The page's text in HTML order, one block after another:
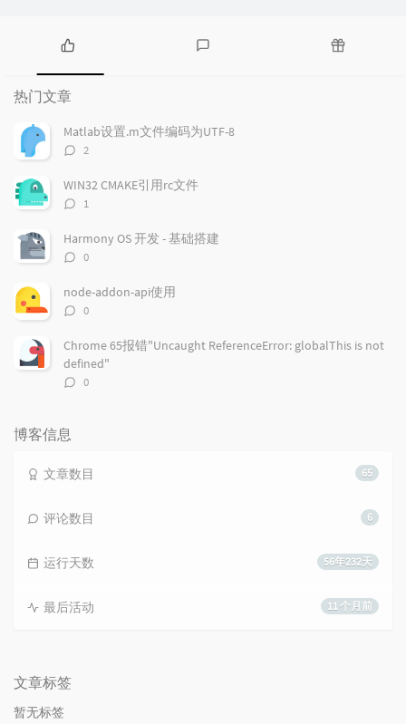
热
门
文
章
论
热门文章
Matlab设置.m文件编码为UTF-8
评
数：
2
WIN32 CMAKE引用rc文件
评
数：
1
Harmony OS 开发 - 基础搭建
评
数：
0
node-addon-api使用
评
数：
0
Chrome 65报错"Uncaught ReferenceError: globalThis is not
defined"
评
0
博客信息
65
文章数目
6
评论数目
56年232天
运行天数
11 个月前
最后活动
文章标签
暂无标签